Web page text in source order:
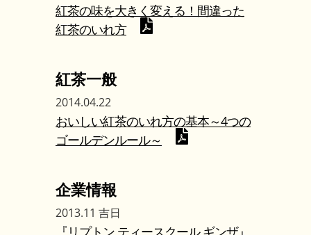
紅茶の味を大きく変える！間違った
紅茶のいれ方
紅茶一般
2014.04.22
おいしい紅茶のいれ方の基本～4つの
ゴールデンルール～
企業情報
2013.11 吉日
『リプトン ティースクール ギンザ』